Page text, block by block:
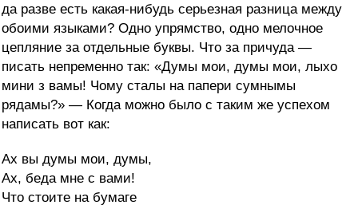
да разве есть какая-нибудь серьезная разница между
обоими языками? Одно упрямство, одно мелочное
цепляние за отдельные буквы. Что за причуда —
писать непременно так: «Думы мои, думы мои, лыхо
мини з вамы! Чому сталы на папери сумнымы
рядамы?» — Когда можно было с таким же успехом
написать вот как:
Ах вы думы мои, думы,
Ах, беда мне с вами!
Что стоите на бумаге